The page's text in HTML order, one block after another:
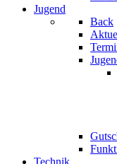
Jugend
Back
Technik